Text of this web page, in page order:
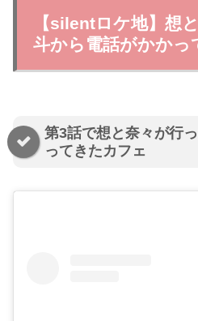
【silentロケ地】想
斗から電話がかかっ
第3話で想と奈々が行
ってきたカフェ